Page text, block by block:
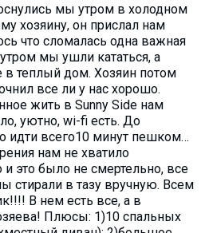
мы утром в холодном
хозяину, он прислал нам
что сломалась одна важная
мы ушли кататься, а
теплый дом. Хозяин потом
все ли у нас хорошо.
жить в Sunny Side нам
уютно, wi-fi есть. До
идти всего10 минут пешком…
нам не хватило
это было не смертельно, все
стирали в тазу вручную. Всем
В нем есть все, а в
Плюсы: 1)10 спальных